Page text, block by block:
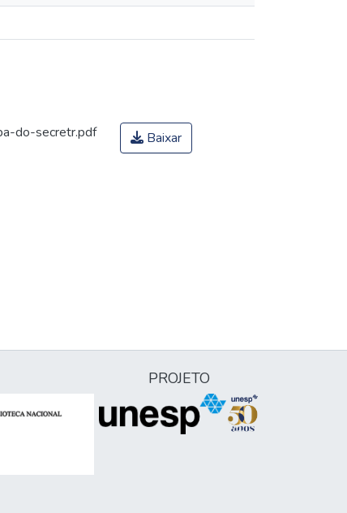
do-secretr.pdf
Baixar
PROJETO